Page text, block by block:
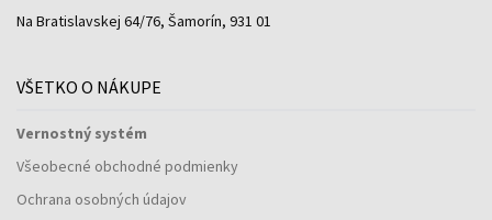
Na Bratislavskej 64/76, Šamorín, 931 01
VŠETKO O NÁKUPE
Vernostný systém
Všeobecné obchodné podmienky
Ochrana osobných údajov